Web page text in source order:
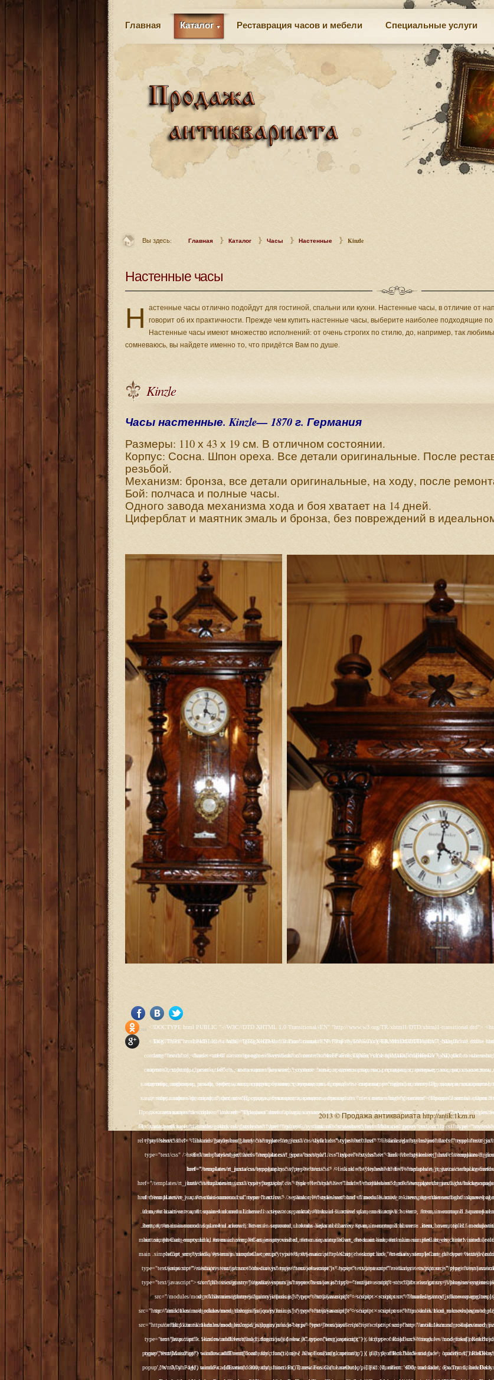
Главная Каталог Реставрация часов и мебели Специальные услуги
Вы здесь: Главная Каталог Часы Настенные Kinzle
Настенные часы
Н астенные часы отлично подойдут для гостиной, спальни или кухни. Настенные часы, в отличие от
говорит об их практичности. Прежде чем купить настенные часы, выберите наиболее подходящие
Настенные часы имеют множество исполнений: от очень строгих по стилю, до, например, так
сомневаюсь, вы найдете именно то, что придётся Вам по душе.
Kinzle
Часы настенные. Kinzle— 1870 г. Германия
Размеры: 110 х 43 х 19 см. В отличном состоянии.
Корпус: Сосна. Шпон ореха. Все детали оригинальные. После
резьбой.
Механизм: бронза, все детали оригинальные, на ходу, после
Бой: полчаса и полные часы.
Одного завода механизма хода и боя хватает на 14 дней.
Циферблат и маятник эмаль и бронза, без повреждений в
<!DOCTYPE html PUBLIC "-//W3C//DTD XHTML 1.0 Transitional//EN" "http://www.w3.org/TR/xhtml1/DTD/xhtml1-transitional.dtd"> <html xmlns="http://www.w3.org/1999/xhtml" xml:lang="ru-ru" lang="ru-ru" > <head> <meta name="google-site-verification" content="4vFPaFr8_T0N5uYcY4vh3M1DtIkbIJH6yDV7_NDqfJc" /> <base href="http://antik.1kzn.ru/" /> <meta http-equiv="content-type" content="text/html; charset=utf-8" /> <meta name="keywords" content="каталог антиквариат, часы продажа, старинные часы, напольные часы, настенные часы, каминные часы, мебель, старинные люстры, картины, торшеры, резьба, мебель, коллекционирование, чугунное литьё, предметы старины, реставрация, интерьер, модерн, классицизм, кресло, диван, мозаика, гарнитур, дуб, зеркало, светильник, канделябр, шифоньер, шкаф, буфет, комод, сундук, букинист, жирандоль, бронза" /> <meta name="rights" content="Продажа антиквариата http://antik.1kzn.ru" /> <meta name="author" content="Super User" /> <meta name="description" content="Продажа антиквариата, каталог антиквариата." /> <meta name="generator" content="Joomla! - Open Source Content Management" /> <title>Каталог антиквариата - Продажа антиквариата </title> <link rel="stylesheet" href="/plugins/system/rokbox/assets/styles/rokbox.css" type="text/css" /> <link rel="stylesheet" href="/libraries/gantry/css/grid-12.css" type="text/css" /> <link rel="stylesheet" href="/libraries/gantry/css/gantry.css" type="text/css" /> <link rel="stylesheet" href="/libraries/gantry/css/joomla.css" type="text/css" /> <link rel="stylesheet" href="/templates/rt_juxta/css/joomla.css" type="text/css" /> <link rel="stylesheet" href="/templates/rt_juxta/css/style1.css" type="text/css" /> <link rel="stylesheet" href="/templates/rt_juxta/css/demo-styles.css" type="text/css" /> <link rel="stylesheet" href="/templates/rt_juxta/css/template.css" type="text/css" /> <link rel="stylesheet" href="/templates/rt_juxta/css/template-firefox.css" type="text/css" /> <link rel="stylesheet" href="/templates/rt_juxta/css/typography.css" type="text/css" /> <link rel="stylesheet" href="/templates/rt_juxta/css/backgrounds.css" type="text/css" /> <link rel="stylesheet" href="/templates/rt_juxta/css/fusionmenu.css" type="text/css" /> <link rel="stylesheet" href="/modules/mod_roknewspager/themes/light/roknewspager.css" type="text/css" /> <style type="text/css"> #rt-main-surround ul.menu li.active > a, #rt-main-surround ul.menu li.active > .separator, #rt-main-surround ul.menu li.active > .item, #rt-main-surround .square4 ul.menu li:hover > a, #rt-main-surround .square4 ul.menu li:hover > .item, #rt-main-surround .square4 ul.menu li:hover > .separator, .roktabs-links ul li.active span, .menutop li:hover > .item, .menutop li.f-menuparent-itemfocus .item, .menutop li.active > .item {color:#660000;} a, .button, #rt-main-surround ul.menu a:hover, #rt-main-surround ul.menu .separator:hover, #rt-main-surround ul.menu .item:hover, .title1 .module-title .title, #rt-main .item_add:link, #rt-main .item_add:visited, #rt-main .simpleCart_empty:link, #rt-main .simpleCart_empty:visited, #rt-main .simpleCart_checkout:link, #rt-main .simpleCart_checkout:visited {color:#660000;} body #rt-logo {width:400px;height:200px;} </style> <script src="/media/system/js/mootools-core.js" type="text/javascript"></script> <script src="/media/system/js/core.js" type="text/javascript"></script> <script src="/media/system/js/caption.js" type="text/javascript"></script> <script src="/media/system/js/mootools-more.js" type="text/javascript"></script> <script src="/plugins/system/rokbox/assets/js/rokbox.js" type="text/javascript"></script> <script src="/libraries/gantry/js/gantry-inputs.js" type="text/javascript"></script> <script src="/libraries/gantry/js/browser-engines.js" type="text/javascript"></script> <script src="/modules/mod_roknavmenu/themes/fusion/js/fusion.js" type="text/javascript"></script> <script src="/modules/mod_roknewspager/tmpl/js/roknewspager.js" type="text/javascript"></script> <script src="http://antik.1kzn.ru/modules/mod_rizlogin/js/jquery.min.js" type="text/javascript"></script> <script src="http://antik.1kzn.ru/modules/mod_rizlogin/js/jquery-ui.min.js" type="text/javascript"></script> <script src="http://antik.1kzn.ru/modules/mod_rizlogin/js/side-bar.js" type="text/javascript"></script> <script src="/modules/mod_rokajaxsearch/js/rokajaxsearch.js" type="text/javascript"></script> <script type="text/javascript"> window.addEvent('load', function() { new JCaption('img.caption'); }); if (typeof RokBoxSettings == 'undefined') RokBoxSettings = {pc: '100'}; InputsExclusion.push('.content_vote','#rt-popup','#vmMainPage') window.addEvent('domready', function() { new Fusion('ul.menutop', { pill: 0, effect: 'slide and fade', opacity: 1, hideDelay: 500, centered: 0, tweakInitial: {'x': 9, 'y': 6}, tweakSubsequent: {'x': 0, 'y': -14}, menuFx: {duration: 300, transition: Fx.Transitions.Circ.easeOut}, pillFx: {duration: 400, transition: Fx.Transitions.Back.easeOut} }); }); function keepAlive() { var myAjax = new Request({method: "get", url: "index.php"}).send();} window.addEvent("domready", function(){ keepAlive.periodical(840000); }); window.addEvent((window.webkit) ? 'load' : 'domready', function() { window.rokajaxsearch = new RokAjaxSearch({ 'results': 'Results', 'close': '', 'websearch': 0, 'blogsearch': 0, 'imagesearch': 0, 'videosearch': 0, 'imagesize': 'SMALL', 'safesearch': 'MODERATE', 'search': 'Search...', 'readmore': 'Read more...', 'noresults': 'No results', 'advsearch': 'Advanced search', 'page': 'Page', 'page_of': 'of', 'searchlink':
<!DOCTYPE html PUBLIC "-//W3C//DTD XHTML 1.0 Transitional//EN" "http://www.w3.org/TR/xhtml1/DTD/xhtml1-transitional.dtd"> <html xmlns="http://www.w3.org/1999/xhtml" xml:lang="ru-ru" lang="ru-ru" > <head> <meta name="google-site-verification" content="4vFPaFr8_T0N5uYcY4vh3M1DtIkbIJH6yDV7_NDqfJc" /> <base href="http://antik.1kzn.ru/" /> <meta http-equiv="content-type" content="text/html; charset=utf-8" /> <meta name="keywords" content="каталог антиквариат, часы продажа, старинные часы, напольные часы, настенные часы, каминные часы, мебель, старинные люстры, картины, торшеры, резьба, мебель, коллекционирование, чугунное литьё, предметы старины, реставрация, интерьер, модерн, классицизм, кресло, диван, мозаика, гарнитур, дуб, зеркало, светильник, канделябр, шифоньер, шкаф, буфет, комод, сундук, букинист, жирандоль, бронза" /> <meta name="rights" content="Продажа антиквариата http://antik.1kzn.ru" /> <meta name="author" content="Super User" /> <meta name="description" content="Продажа антиквариата, каталог антиквариата." /> <meta name="generator" content="Joomla! - Open Source Content Management" /> <title>Каталог антиквариата - Продажа антиквариата </title> <link rel="stylesheet" href="/plugins/system/rokbox/assets/styles/rokbox.css" type="text/css" /> <link rel="stylesheet" href="/libraries/gantry/css/grid-12.css" type="text/css" /> <link rel="stylesheet" href="/libraries/gantry/css/gantry.css" type="text/css" /> <link rel="stylesheet" href="/libraries/gantry/css/joomla.css" type="text/css" /> <link rel="stylesheet" href="/templates/rt_juxta/css/joomla.css" type="text/css" /> <link rel="stylesheet" href="/templates/rt_juxta/css/style1.css" type="text/css" /> <link rel="stylesheet" href="/templates/rt_juxta/css/demo-styles.css" type="text/css" /> <link rel="stylesheet" href="/templates/rt_juxta/css/template.css" type="text/css" /> <link rel="stylesheet" href="/templates/rt_juxta/css/template-firefox.css" type="text/css" /> <link rel="stylesheet" href="/templates/rt_juxta/css/typography.css" type="text/css" /> <link rel="stylesheet" href="/templates/rt_juxta/css/backgrounds.css" type="text/css" /> <link rel="stylesheet" href="/templates/rt_juxta/css/fusionmenu.css" type="text/css" /> <link rel="stylesheet" href="/modules/mod_roknewspager/themes/light/roknewspager.css" type="text/css" /> <style type="text/css"> #rt-main-surround ul.menu li.active > a, #rt-main-surround ul.menu li.active > .separator, #rt-main-surround ul.menu li.active > .item, #rt-main-surround .square4 ul.menu li:hover > a, #rt-main-surround .square4 ul.menu li:hover > .item, #rt-main-surround .square4 ul.menu li:hover > .separator, .roktabs-links ul li.active span, .menutop li:hover > .item, .menutop li.f-menuparent-itemfocus .item, .menutop li.active > .item {color:#660000;} a, .button, #rt-main-surround ul.menu a:hover, #rt-main-surround ul.menu .separator:hover, #rt-main-surround ul.menu .item:hover, .title1 .module-title .title, #rt-main .item_add:link, #rt-main .item_add:visited, #rt-main .simpleCart_empty:link, #rt-main .simpleCart_empty:visited, #rt-main .simpleCart_checkout:link, #rt-main .simpleCart_checkout:visited {color:#660000;} body #rt-logo {width:400px;height:200px;} </style> <script src="/media/system/js/mootools-core.js" type="text/javascript"></script> <script src="/media/system/js/core.js" type="text/javascript"></script> <script src="/media/system/js/caption.js" type="text/javascript"></script> <script src="/media/system/js/mootools-more.js" type="text/javascript"></script> <script src="/plugins/system/rokbox/assets/js/rokbox.js" type="text/javascript"></script> <script src="/libraries/gantry/js/gantry-inputs.js" type="text/javascript"></script> <script src="/libraries/gantry/js/browser-engines.js" type="text/javascript"></script> <script src="/modules/mod_roknavmenu/themes/fusion/js/fusion.js" type="text/javascript"></script> <script src="/modules/mod_roknewspager/tmpl/js/roknewspager.js" type="text/javascript"></script> <script src="http://antik.1kzn.ru/modules/mod_rizlogin/js/jquery.min.js" type="text/javascript"></script> <script src="http://antik.1kzn.ru/modules/mod_rizlogin/js/jquery-ui.min.js" type="text/javascript"></script> <script src="http://antik.1kzn.ru/modules/mod_rizlogin/js/side-bar.js" type="text/javascript"></script> <script src="/modules/mod_rokajaxsearch/js/rokajaxsearch.js" type="text/javascript"></script> <script type="text/javascript"> window.addEvent('load', function() { new JCaption('img.caption'); }); if (typeof RokBoxSettings == 'undefined') RokBoxSettings = {pc: '100'}; InputsExclusion.push('.content_vote','#rt-popup','#vmMainPage') window.addEvent('domready', function() { new Fusion('ul.menutop', { pill: 0, effect: 'slide and fade', opacity: 1, hideDelay: 500, centered: 0, tweakInitial: {'x': 9, 'y': 6}, tweakSubsequent: {'x': 0, 'y': -14}, menuFx: {duration: 300, transition: Fx.Transitions.Circ.easeOut}, pillFx: {duration: 400, transition: Fx.Transitions.Back.easeOut} }); }); function keepAlive() { var myAjax = new Request({method: "get", url: "index.php"}).send();} window.addEvent("domready", function(){ keepAlive.periodical(840000); }); window.addEvent((window.webkit) ? 'load' : 'domready', function() { window.rokajaxsearch = new RokAjaxSearch({ 'results': 'Results', 'close': '', 'websearch': 0, 'blogsearch': 0, 'imagesearch': 0, 'videosearch': 0, 'imagesize': 'SMALL', 'safesearch': 'MODERATE', 'search': 'Search...', 'readmore': 'Read more...', 'noresults': 'No results', 'advsearch': 'Advanced search', 'page': 'Page', 'page_of': 'of', 'searchlink':
Social Like
2013 © Продажа антиквариата http://antik.1kzn.ru